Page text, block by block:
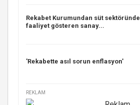
Rekabet Kurumundan süt sektöründe
faaliyet gösteren sanay...
'Rekabette asıl sorun enflasyon'
REKLAM